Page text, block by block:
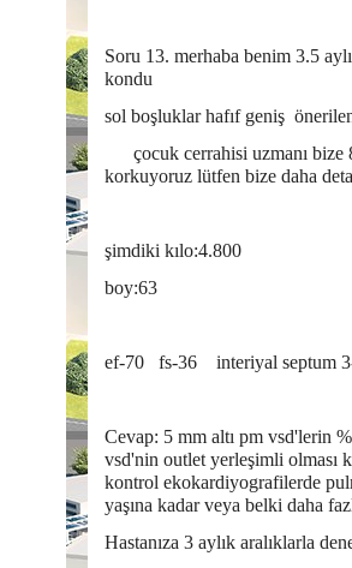
Soru 13. merhaba benim 3.5
kondu
sol boşluklar hafıf geniş
çocuk cerrahisi uzmanı bize
korkuyoruz lütfen bize daha
şimdiki kılo:4.800
boy:63
ef-70 fs-36 interiyal septum
Cevap: 5 mm altı pm vsd'lerin
vsd'nin outlet yerleşimli olması
kontrol ekokardiyografilerde
yaşına kadar veya belki daha
Hastanıza 3 aylık aralıklarla